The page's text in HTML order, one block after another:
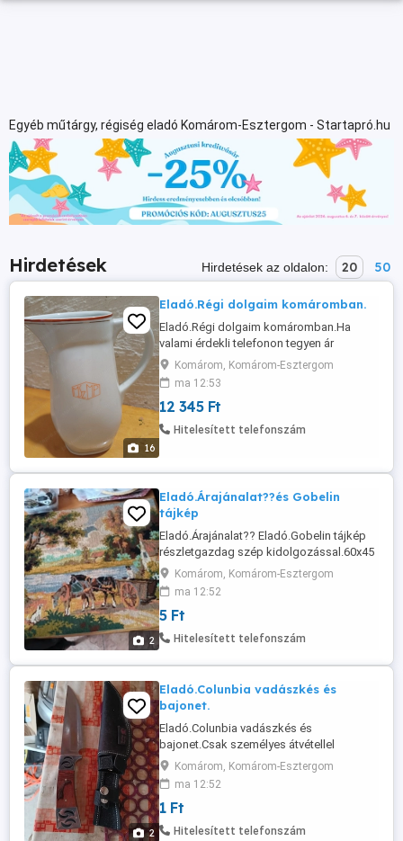
Egyéb műtárgy, régiség eladó Komárom-Esztergom - Startapró.hu
Hirdetések Hirdetések az oldalon: 20 50
16
Eladó.Régi dolgaim komáromban.
Eladó.Régi dolgaim komáromban.Ha
valami érdekli telefonon tegyen ár
ajánlatot.Csak személyes átvétel van.
Komárom, Komárom-Esztergom
ma 12:53
12 345 Ft
Hitelesített telefonszám
2
Eladó.Árajánalat??és Gobelin
tájkép
Eladó.Árajánalat?? Eladó.Gobelin tájkép
részletgazdag szép kidolgozással.60x45
cm.Komáromba személyes átvétel van.Érd
csak privátba 5000 ft.
Komárom, Komárom-Esztergom
ma 12:52
5 Ft
Hitelesített telefonszám
2
Eladó.Colunbia vadászkés és
bajonet.
Eladó.Colunbia vadászkés és
bajonet.Csak személyes átvétellel
komáromba.Irjon egy árat ha elfogadom
viheti.
Komárom, Komárom-Esztergom
ma 12:52
1 Ft
Hitelesített telefonszám